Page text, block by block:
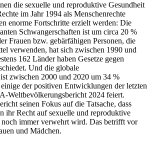
die sexuelle und reproduktive Gesundheit
im Jahr 1994 als Menschenrechte
enorme Fortschritte erzielt werden: Die
Schwangerschaften ist um circa 20 %
Frauen bzw. gebärfähigen Personen, die
verwenden, hat sich zwischen 1990 und
162 Länder haben Gesetze gegen
Und die globale
zwischen 2000 und 2020 um 34 %
der positiven Entwicklungen der letzten
Weltbevölkerungsbericht 2024 feiert.
seinen Fokus auf die Tatsache, dass
ihr Recht auf sexuelle und reproduktive
noch immer verwehrt wird. Das betrifft vor
und Mädchen.